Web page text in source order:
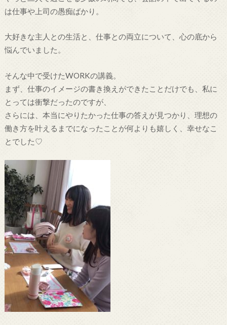
は仕事や上司の愚痴ばかり。
大好きな主人との生活と、仕事との両立について、心の底から
悩んでいました。
そんな中で受けたWORKの講義。
まず、仕事のイメージの書き換えができたことだけでも、私に
とっては衝撃だったのですが、
さらには、本当にやりたかった仕事の答えが見つかり、理想の
働き方を叶えるまでになったことが何よりも嬉しく、幸せなこ
とでした♡